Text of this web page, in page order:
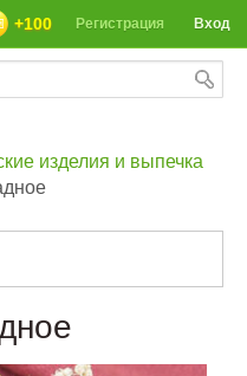
РЕЦЕПТА
Вход
Регистрация
+100
изделия и выпечка